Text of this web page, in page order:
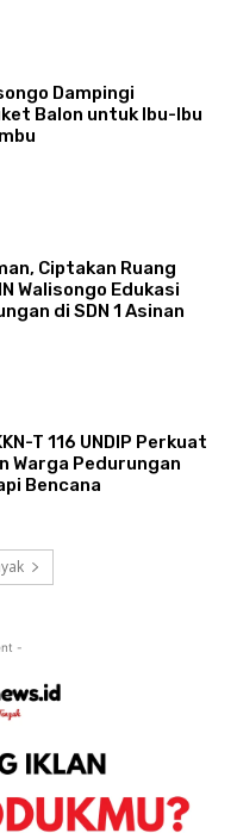
Dampingi
Balon untuk Ibu-Ibu
Ciptakan Ruang
Walisongo Edukasi
di SDN 1 Asinan
T 116 UNDIP Perkuat
Warga Pedurungan
Bencana
-